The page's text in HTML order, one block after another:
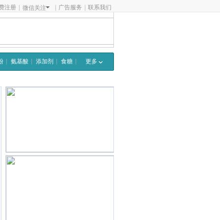
注册 微信关注 广告服务 联系我们
氨基酸 添加剂 食糖 更多